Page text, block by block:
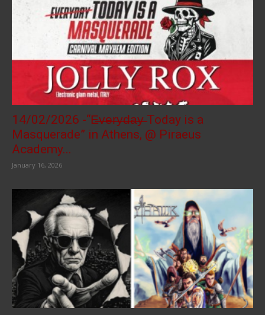
14/02/2026 -“E̶v̶e̶r̶y̶d̶a̶y̶ Today is a
Masquerade” in Athens, @ Piraeus
Academy...
January 16, 2026